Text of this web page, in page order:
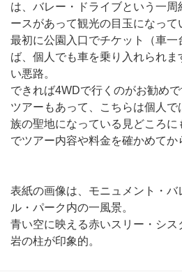
は、バレー・ドライブという一周
ースがあって観光の目玉になって
最初に公園入口でチケット（車一
ば、個人でも車を乗り入れられ
い悪路。
できれば4WDで行くのがお勧めで
ツアーもあって、こちらは個人
族の聖地になっている見どころ
でツアー内容や料金を確かめてか
表紙の画像は、モニュメント・
ル・パーク内の一風景。
青い空に映える赤いスリー・シ
岩の柱が印象的。